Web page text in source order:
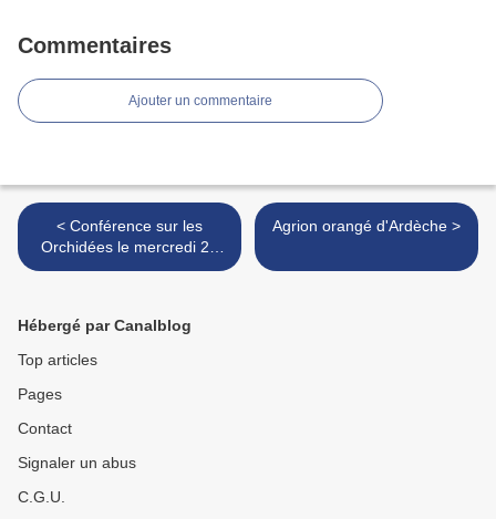
Commentaires
Ajouter un commentaire
< Conférence sur les
Orchidées le mercredi 21
mai de 10h à 12h et de
Saint Paul de Varces
Agrion orangé d'Ardèche >
Hébergé par Canalblog
Top articles
Pages
Contact
Signaler un abus
C.G.U.